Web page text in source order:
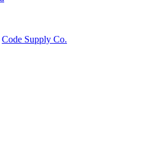
Code Supply Co.